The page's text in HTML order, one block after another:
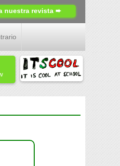
nuestra revista ➨